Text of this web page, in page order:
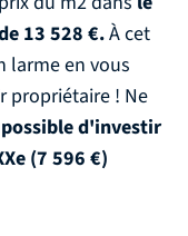
13 528 €.À cet
larme en vous
propriétaire ! Ne
d'investir
(7 596 €)